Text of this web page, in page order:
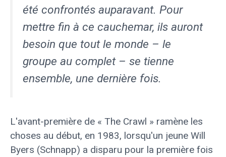
été confrontés auparavant. Pour
mettre fin à ce cauchemar, ils auront
besoin que tout le monde – le
groupe au complet – se tienne
ensemble, une dernière fois.
L'avant-première de « The Crawl » ramène les
choses au début, en 1983, lorsqu'un jeune Will
Byers (Schnapp) a disparu pour la première fois